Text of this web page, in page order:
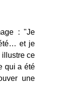
: "Je
et je
illustre ce
qui a été
une